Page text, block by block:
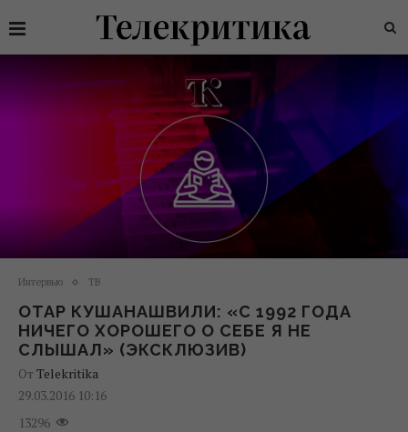
Интервью ТВ
ОТАР КУШАНАШВИЛИ: «С 1992 ГОДА
НИЧЕГО ХОРОШЕГО О СЕБЕ Я НЕ
СЛЫШАЛ» (ЭКСКЛЮЗИВ)
От Telekritika
29.03.2016 10:16
13296